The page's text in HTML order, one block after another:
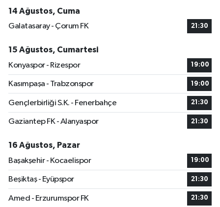
14 Ağustos, Cuma
Galatasaray - Çorum FK
21:30
15 Ağustos, Cumartesi
Konyaspor - Rizespor
19:00
Kasımpaşa - Trabzonspor 19:00
Gençlerbirliği S.K. - Fenerbahçe 21:30
Gaziantep FK - Alanyaspor 21:30
16 Ağustos, Pazar
Başakşehir - Kocaelispor
19:00
Beşiktaş - Eyüpspor 21:30
Amed - Erzurumspor FK 21:30